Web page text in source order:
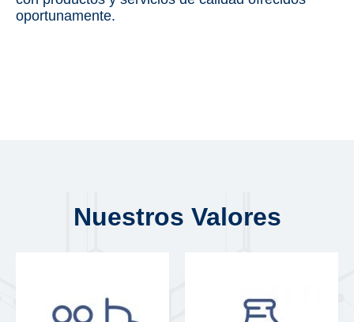
oportunamente.
Nuestros Valores